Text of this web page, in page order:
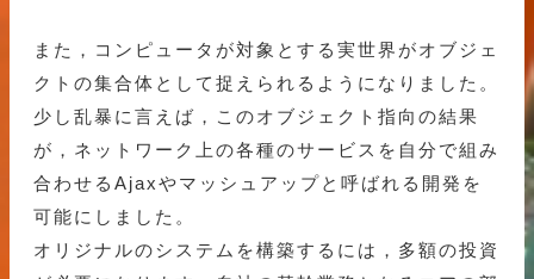
また，コンピュータが対象とする実世界がオブジェ
クトの集合体として捉えられるようになりました。
少し乱暴に言えば，このオブジェクト指向の結果
が，ネットワーク上の各種のサービスを自分で組み
合わせるAjaxやマッシュアップと呼ばれる開発を
可能にしました。
オリジナルのシステムを構築するには，多額の投資